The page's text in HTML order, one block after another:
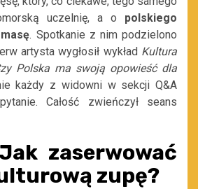
uczelnię, a o polskiego
. Spotkanie z nim podzielono
artysta wygłosił wykład Kultura
Polska ma swoją opowieść dla
każdy z widowni w sekcji Q&A
Całość zwieńczył seans
zaserwować
zupę?